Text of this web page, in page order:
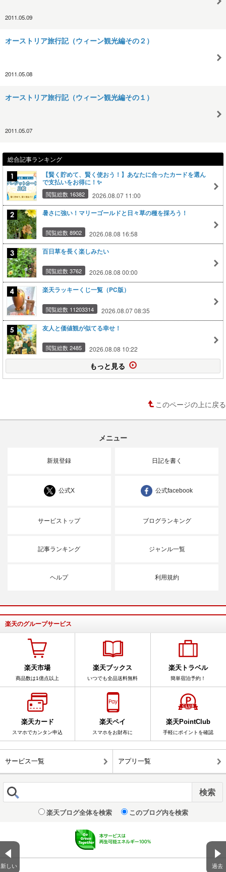
新しい 過去
2011.05.09
オーストリア旅行記（ウィーン観光編その２）
2011.05.08
オーストリア旅行記（ウィーン観光編その１）
2011.05.07
総合記事ランキング
【賢く貯めて、賢く使おう！】あなたに合ったカードを選ん
で支払いをお得に！✨
閲覧総数 16382 2026.08.07 11:00
暑さに強い！マリーゴールドと日々草の種を採ろう！
閲覧総数 8902 2026.08.08 16:58
百日草を長く楽しみたい
閲覧総数 3762 2026.08.08 00:00
楽天ラッキーくじ一覧（PC版）
閲覧総数 11203314 2026.08.07 08:35
友人と価値観が似てる幸せ！
閲覧総数 2485 2026.08.08 10:22
もっと見る
このページの上に戻る
メニュー
新規登録 日記を書く
公式X 公式facebook
サービストップ ブログランキング
記事ランキング ジャンル一覧
ヘルプ 利用規約
楽天のグループサービス
楽天市場
商品数は1億点以上
楽天ブックス
いつでも全品送料無料
楽天トラベル
簡単宿泊予約！
楽天カード
スマホでカンタン申込
楽天ペイ
スマホをお財布に
楽天PointClub
手軽にポイントを確認
サービス一覧 アプリ一覧
楽天ブログ全体を検索 このブログ内を検索